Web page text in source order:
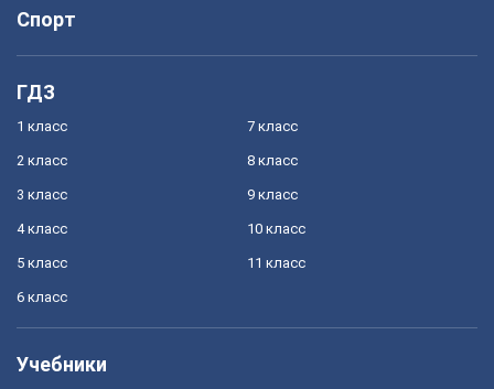
Спорт
ГДЗ
1 класс
2 класс
3 класс
4 класс
5 класс
6 класс
7 класс
8 класс
9 класс
10 класс
11 класс
Учебники